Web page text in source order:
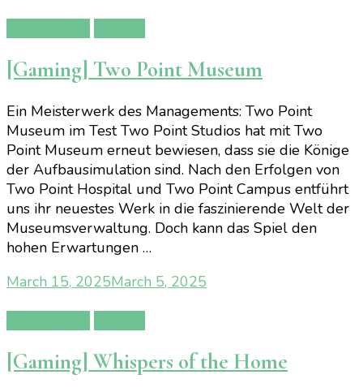
[Gaming] Two Point Museum
Ein Meisterwerk des Managements: Two Point
Museum im Test Two Point Studios hat mit Two
Point Museum erneut bewiesen, dass sie die Könige
der Aufbausimulation sind. Nach den Erfolgen von
Two Point Hospital und Two Point Campus entführt
uns ihr neuestes Werk in die faszinierende Welt der
Museumsverwaltung. Doch kann das Spiel den
hohen Erwartungen …
March 15, 2025March 5, 2025
[Gaming] Whispers of the Home